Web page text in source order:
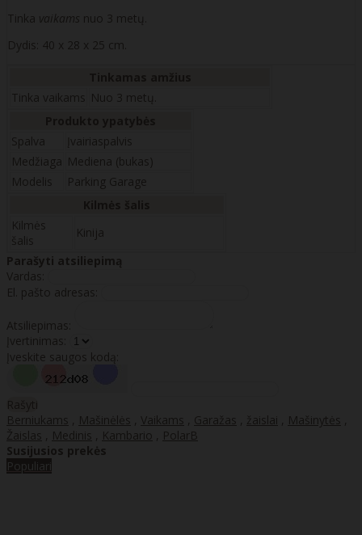
Tinka vaikams nuo 3 metų.
Dydis: 40 x 28 x 25 cm.
Tinka vaikams Nuo 3 metų.
Spalva
Įvairiaspalvis
Medžiaga Mediena (bukas)
Modelis
Parking Garage
Kilmės
šalis
Kinija
Parašyti atsiliepimą
Vardas:
El. pašto adresas:
Atsiliepimas:
Įvertinimas:
Įveskite saugos kodą:
Rašyti
Berniukams , Mašinėlės , Vaikams , Garažas , žaislai , Mašinytės ,
Žaislas , Medinis , Kambario , PolarB
Susijusios prekės
Populiari